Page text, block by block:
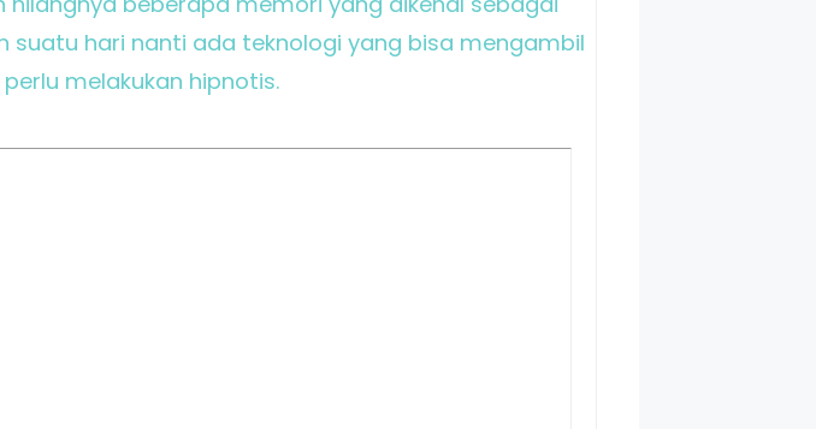
suatu hari nanti ada teknologi yang bisa mengambil
melakukan hipnotis.